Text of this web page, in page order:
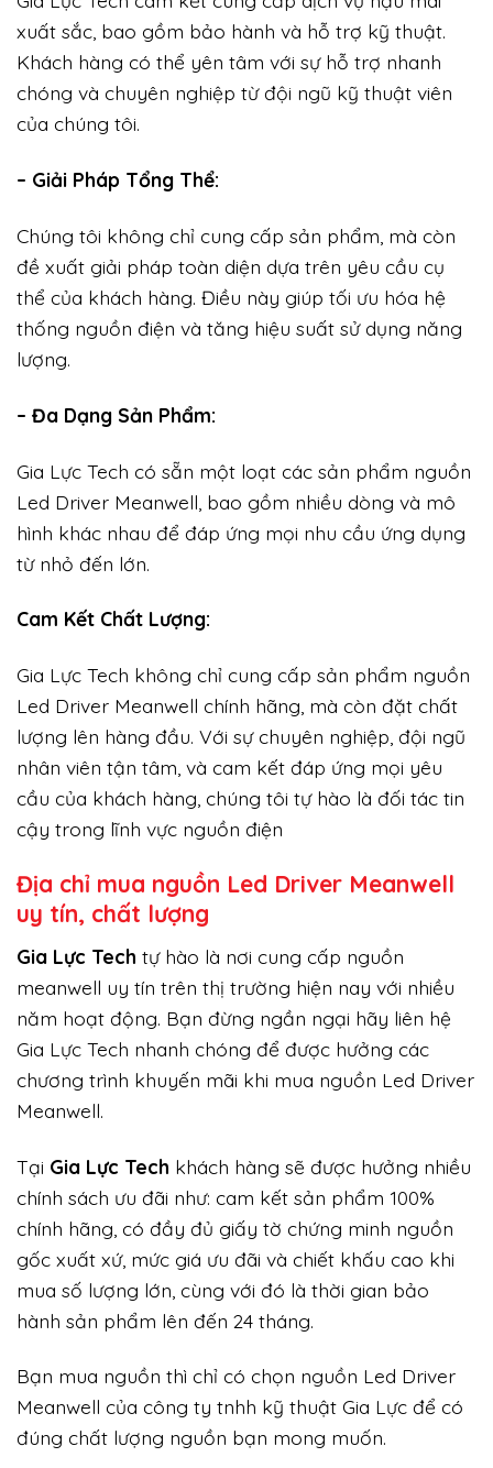
xuất sắc, bao gồm bảo hành và hỗ trợ kỹ thuật.
Khách hàng có thể yên tâm với sự hỗ trợ nhanh
chóng và chuyên nghiệp từ đội ngũ kỹ thuật viên
của chúng tôi.
– Giải Pháp Tổng Thể:
Chúng tôi không chỉ cung cấp sản phẩm, mà còn
đề xuất giải pháp toàn diện dựa trên yêu cầu cụ
thể của khách hàng. Điều này giúp tối ưu hóa hệ
thống nguồn điện và tăng hiệu suất sử dụng năng
lượng.
– Đa Dạng Sản Phẩm:
Gia Lực Tech có sẵn một loạt các sản phẩm nguồn
Led Driver Meanwell, bao gồm nhiều dòng và mô
hình khác nhau để đáp ứng mọi nhu cầu ứng dụng
từ nhỏ đến lớn.
Cam Kết Chất Lượng:
Gia Lực Tech không chỉ cung cấp sản phẩm nguồn
Led Driver Meanwell chính hãng, mà còn đặt chất
lượng lên hàng đầu. Với sự chuyên nghiệp, đội ngũ
nhân viên tận tâm, và cam kết đáp ứng mọi yêu
cầu của khách hàng, chúng tôi tự hào là đối tác tin
cậy trong lĩnh vực nguồn điện
Địa chỉ mua nguồn Led Driver Meanwell
uy tín, chất lượng
Gia Lực Tech tự hào là nơi cung cấp nguồn
meanwell uy tín trên thị trường hiện nay với nhiều
năm hoạt động. Bạn đừng ngần ngại hãy liên hệ
Gia Lực Tech nhanh chóng để được hưởng các
chương trình khuyến mãi khi mua nguồn Led Driver
Meanwell.
Tại Gia Lực Tech khách hàng sẽ được hưởng nhiều
chính sách ưu đãi như: cam kết sản phẩm 100%
chính hãng, có đầy đủ giấy tờ chứng minh nguồn
gốc xuất xứ, mức giá ưu đãi và chiết khấu cao khi
mua số lượng lớn, cùng với đó là thời gian bảo
hành sản phẩm lên đến 24 tháng.
Bạn mua nguồn thì chỉ có chọn nguồn Led Driver
Meanwell của công ty tnhh kỹ thuật Gia Lực để có
đúng chất lượng nguồn bạn mong muốn.